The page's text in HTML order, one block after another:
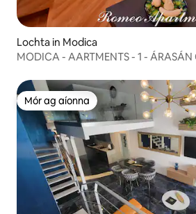
Lochta in Modica
MODICA - AARTMENTS - 1 - ÁRASÁN
Mór ag aíonna
Mór ag aíonna